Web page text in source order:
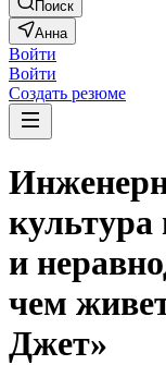
Поиск
Анна
Войти
Войти
Создать резюме
и
чем
Джет»